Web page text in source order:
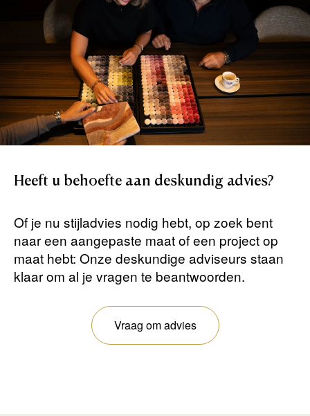
Heeft u behoefte aan deskundig advies?
Of je nu stijladvies nodig hebt, op zoek bent
naar een aangepaste maat of een project op
maat hebt: Onze deskundige adviseurs staan ​​
klaar om al je vragen te beantwoorden.
Vraag om advies